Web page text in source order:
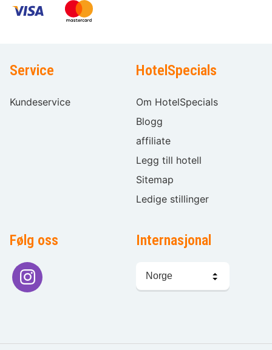
Service
Kundeservice
HotelSpecials
Om HotelSpecials
Blogg
affiliate
Legg till hotell
Sitemap
Ledige stillinger
Følg oss Internasjonal